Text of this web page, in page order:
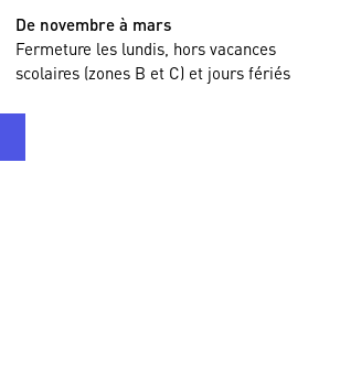
De novembre à mars
Fermeture les lundis, hors vacances
scolaires (zones B et C) et jours fériés